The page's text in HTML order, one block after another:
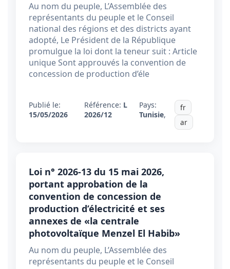
Au nom du peuple, L’Assemblée des
représentants du peuple et le Conseil
national des régions et des districts ayant
adopté, Le Président de la République
promulgue la loi dont la teneur suit : Article
unique Sont approuvés la convention de
concession de production d’éle
Publié le:
15/05/2026
Référence: L
2026/12
Pays:
Tunisie,
fr
ar
Loi n° 2026-13 du 15 mai 2026,
portant approbation de la
convention de concession de
production d’électricité et ses
annexes de «la centrale
photovoltaïque Menzel El Habib»
Au nom du peuple, L’Assemblée des
représentants du peuple et le Conseil